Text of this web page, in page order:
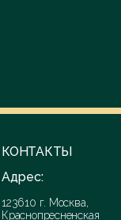
КОНТАКТЫ
Адрес:
123610 г. Москва,
Краснопресненская